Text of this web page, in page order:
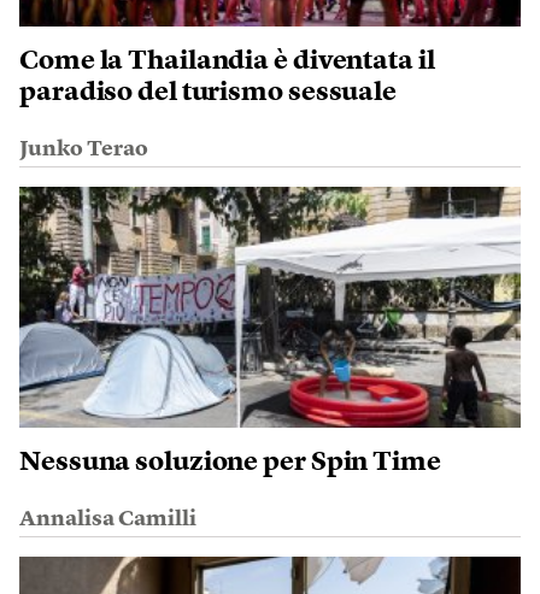
Come la Thailandia è diventata il
paradiso del turismo sessuale
Junko Terao
Nessuna soluzione per Spin Time
Annalisa Camilli